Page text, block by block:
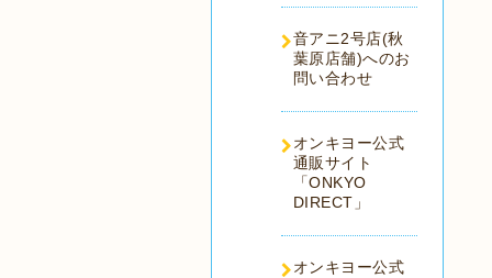
音アニ2号店(秋
葉原店舗)へのお
問い合わせ
オンキヨー公式
通販サイト
「ONKYO
DIRECT」
オンキヨー公式